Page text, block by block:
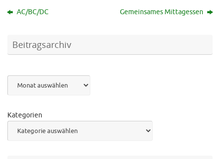
AC/BC/DC Gemeinsames Mittagessen
Beitragsarchiv
Kategorien